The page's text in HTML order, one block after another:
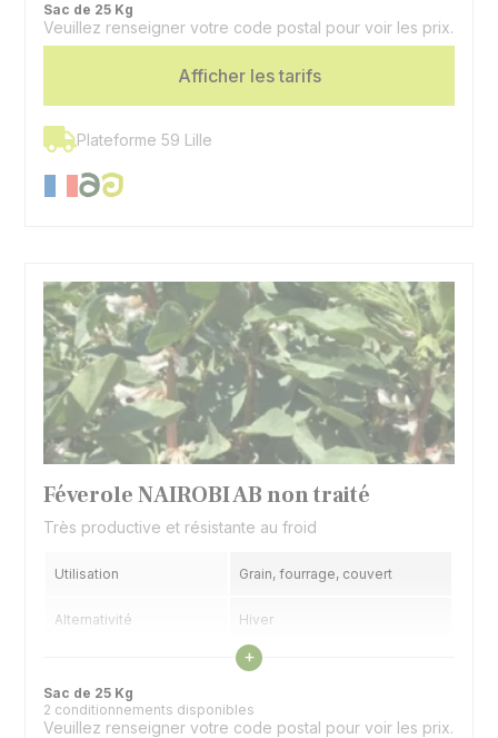
Spécificité Protéine très élevée
Sac de 25 Kg
Veuillez renseigner votre code postal pour voir les prix.
Afficher les tarifs
Plateforme 59 Lille
Féverole NAIROBI AB non traité
Très productive et résistante au froid
Utilisation Grain, fourrage, couvert
Alternativité Hiver
1/2 précoce
Spécificité Protéine très élevée
Voir les caractéristiques
+
Sac de 25 Kg
2 conditionnements disponibles
Veuillez renseigner votre code postal pour voir les prix.